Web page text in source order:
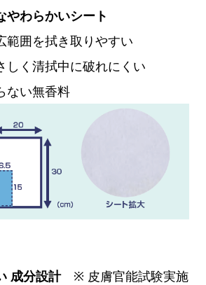
わらかいシート
範囲を拭き取りやすい
しく清拭中に破れにくい
ない無香料
成分設計※ 皮膚官能試験実施